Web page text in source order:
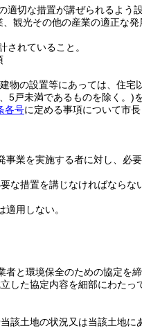
切な措置が講ぜられるよう
観光その他の産業の適正な
れていること。
の設置等にあっては、住宅
5戸未満であるものを除く。)
各号に定める事項について市
事業を実施する者に対し、必
な措置を講じなければならな
適用しない。
と環境保全のための協定を締
した協定内容を細部にわたっ
該土地の状況又は当該土地に